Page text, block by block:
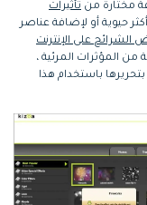
مختارة من تأثيرات
حيوية أو لإضافة عناصر
الشرائح على الإنترنت
المؤثرات المرئية ،
باستخدام هذا